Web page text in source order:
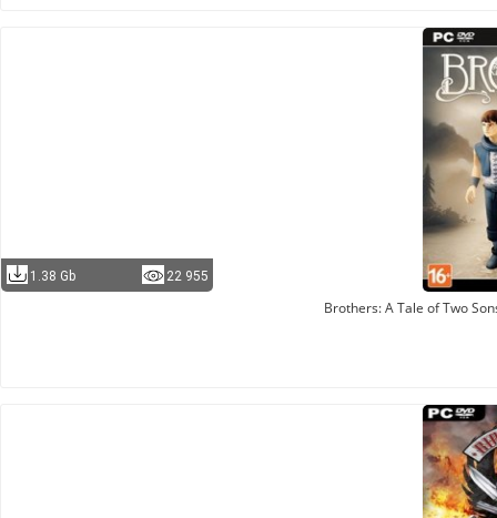
1.38 Gb 22 955
Brothers: A Tale of Two